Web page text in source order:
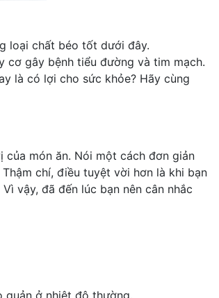
loại chất béo tốt dưới đây.
cơ gây bệnh tiểu đường và tim mạch.
là có lợi cho sức khỏe? Hãy cùng
món ăn. Nói một cách đơn giản
chí, điều tuyệt vời hơn là khi bạn
vậy, đã đến lúc bạn nên cân nhắc
quản ở nhiệt độ thường.